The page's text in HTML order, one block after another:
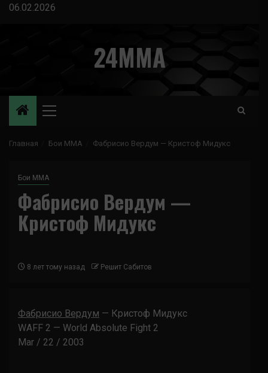
Перейти
06.02.2026
24MMA
Основное
Главная Бои ММА Фабрисио Вердум — Кристоф Мидукс
Бои ММА
Фабрисио Вердум —
Кристоф Мидукс
8 лет тому назад Решит Сабитов
Фабрисио Вердум — Кристоф Мидукс
WAFF 2 — World Absolute Fight 2
Mar / 22 / 2003